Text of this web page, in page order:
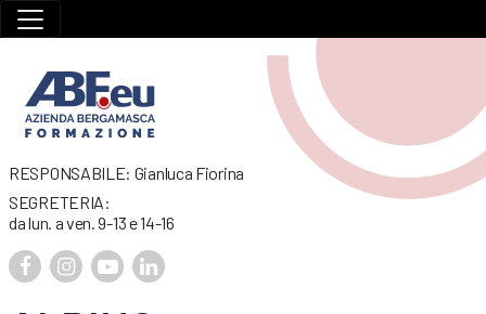
RESPONSABILE: Gianluca Fiorina
SEGRETERIA:
da lun. a ven. 9-13 e 14-16